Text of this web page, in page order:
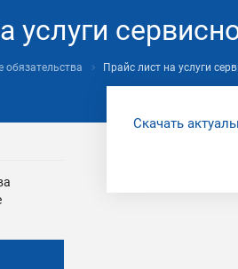
услуги
обязательства Прайс лист на услуги
Скачать